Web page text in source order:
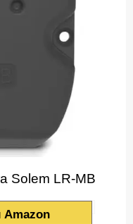
Solem LR-MB
Amazon